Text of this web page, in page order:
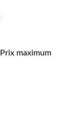
Prix maximum